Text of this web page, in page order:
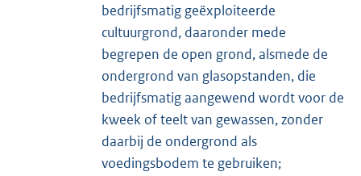
bedrijfsmatig geëxploiteerde
cultuurgrond, daaronder mede
begrepen de open grond, alsmede de
ondergrond van glasopstanden, die
bedrijfsmatig aangewend wordt voor de
kweek of teelt van gewassen, zonder
daarbij de ondergrond als
voedingsbodem te gebruiken;